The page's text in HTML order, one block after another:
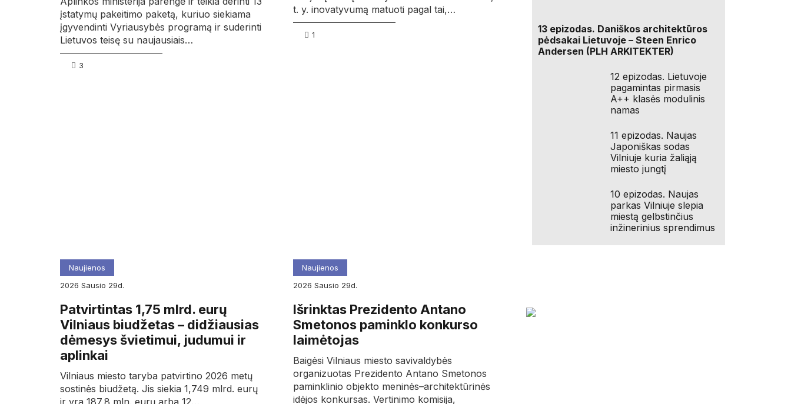
įstatymų pakeitimo paketą, kuriuo siekiama
įgyvendinti Vyriausybės programą ir suderinti
Lietuvos teisę su naujausiais…
3
t. y. inovatyvumą matuoti pagal tai,…
1
Naujienos
2026
sausio 29d.
Patvirtintas 1,75 mlrd. eurų
Vilniaus biudžetas – didžiausias
dėmesys švietimui, judumui ir
aplinkai
Vilniaus miesto taryba patvirtino 2026 metų
sostinės biudžetą. Jis siekia 1,749 mlrd. eurų
Naujienos
2026
sausio 29d.
Išrinktas Prezidento Antano
Smetonos paminklo konkurso
laimėtojas
Baigėsi Vilniaus miesto savivaldybės
organizuotas Prezidento Antano Smetonos
paminklinio objekto meninės–architektūrinės
idėjos konkursas. Vertinimo komisija,
13 epizodas. Daniškos architektūros
pėdsakai Lietuvoje – Steen Enrico
Andersen (PLH ARKITEKTER)
12 epizodas. Lietuvoje
pagamintas pirmasis
A++ klasės modulinis
namas
11 epizodas. Naujas
Japoniškas sodas
Vilniuje kuria žaliąją
miesto jungtį
10 epizodas. Naujas
parkas Vilniuje slepia
miestą gelbstinčius
inžinerinius sprendimus